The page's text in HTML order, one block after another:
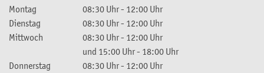
Montag 08:30 Uhr- 12:00 Uhr
Dienstag
08:30 Uhr- 12:00 Uhr
Mittwoch
08:30 Uhr- 12:00 Uhr
und 15:00 Uhr- 18:00 Uhr
Donnerstag
08:30 Uhr- 12:00 Uhr